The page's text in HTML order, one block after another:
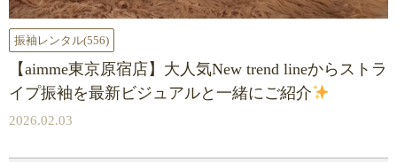
振袖レンタル(556)
【aimme東京原宿店】大人気New trend lineからストラ
イプ振袖を最新ビジュアルと一緒にご紹介
2026.02.03